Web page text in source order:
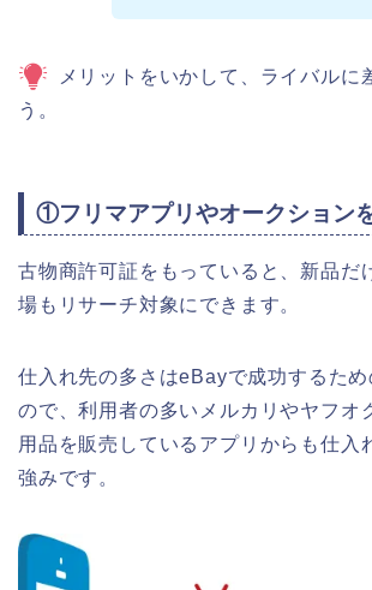
メリットをいかして、ライバルに
う。
①フリマアプリやオークション
古物商許可証をもっていると、新品だ
場もリサーチ対象にできます。
仕入れ先の多さはeBayで成功するた
ので、利用者の多いメルカリやヤフオ
用品を販売しているアプリからも仕入
強みです。